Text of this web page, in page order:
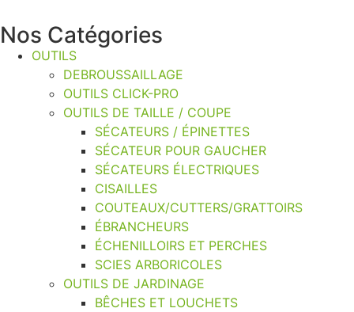
Nos Catégories
OUTILS
DEBROUSSAILLAGE
OUTILS CLICK-PRO
OUTILS DE TAILLE / COUPE
SÉCATEURS / ÉPINETTES
SÉCATEUR POUR GAUCHER
SÉCATEURS ÉLECTRIQUES
CISAILLES
COUTEAUX/CUTTERS/GRATTOIRS
ÉBRANCHEURS
ÉCHENILLOIRS ET PERCHES
SCIES ARBORICOLES
OUTILS DE JARDINAGE
BÊCHES ET LOUCHETS